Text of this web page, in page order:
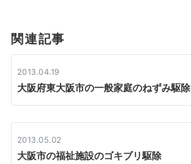
ョ
ン
関連記事
2013.04.19
大阪府東大阪市の一般家庭のねずみ駆除
2013.05.02
大阪市の福祉施設のゴキブリ駆除